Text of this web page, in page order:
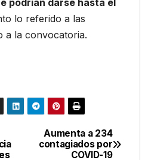
lo referido a las
a la convocatoria.
Aumenta a 234
contagiados por
COVID-19